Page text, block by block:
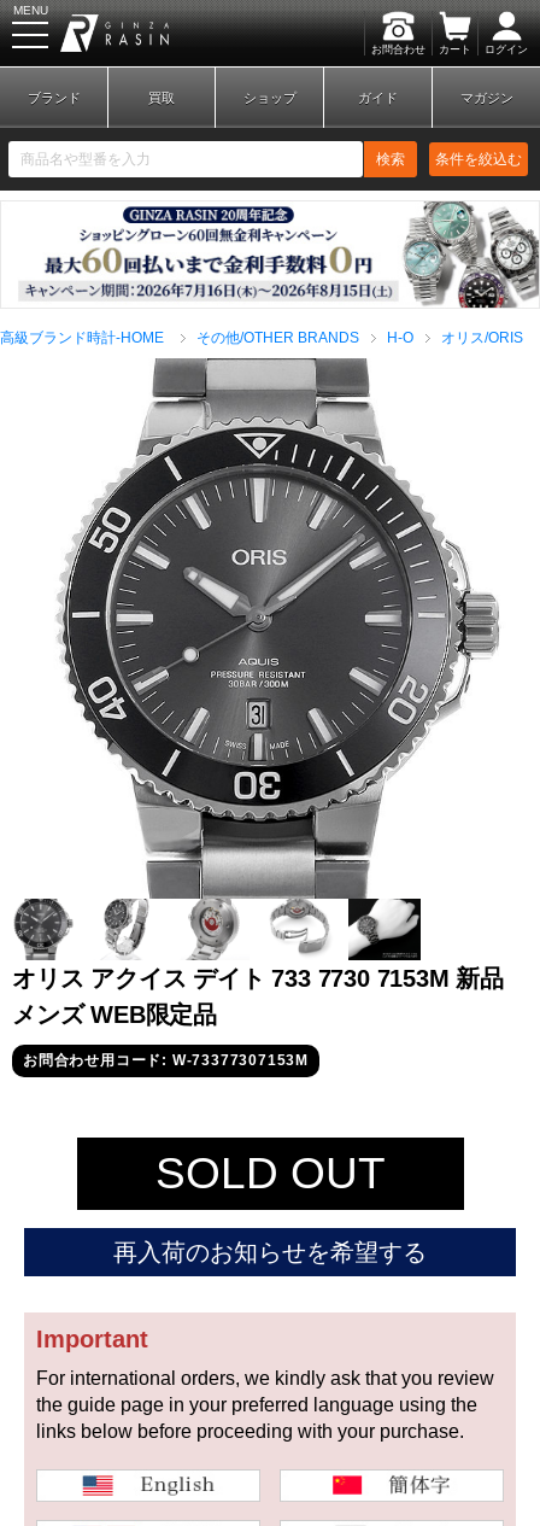
お問合わせ カート ログイン
MENU
新規会員登録 ログイン
ブランドから探す
全てのブランドを見
る
ロレックス
パテック
フィリップ
オーデマピゲ ウブロ
グランド
オメガ
コンスタンタン
商品の状態から探す
新品 未使用品
ブランド 買取 ショップ ガイド マガジン
検索 条件を絞込む
高級ブランド時計-HOME その他/OTHER BRANDS H-O オリス/ORIS
オリス アクイス デイト 733 7730 7153M 新品
メンズ WEB限定品
お問合わせ用コード: W-73377307153M
SOLD OUT
再入荷のお知らせを希望する
Important
For international orders, we kindly ask that you review
the guide page in your preferred language using the
links below before proceeding with your purchase.